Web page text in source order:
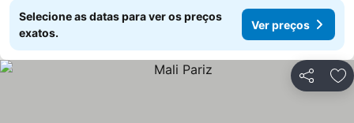
Selecione as datas para ver os preços
exatos.
Ver preços
Partilhar